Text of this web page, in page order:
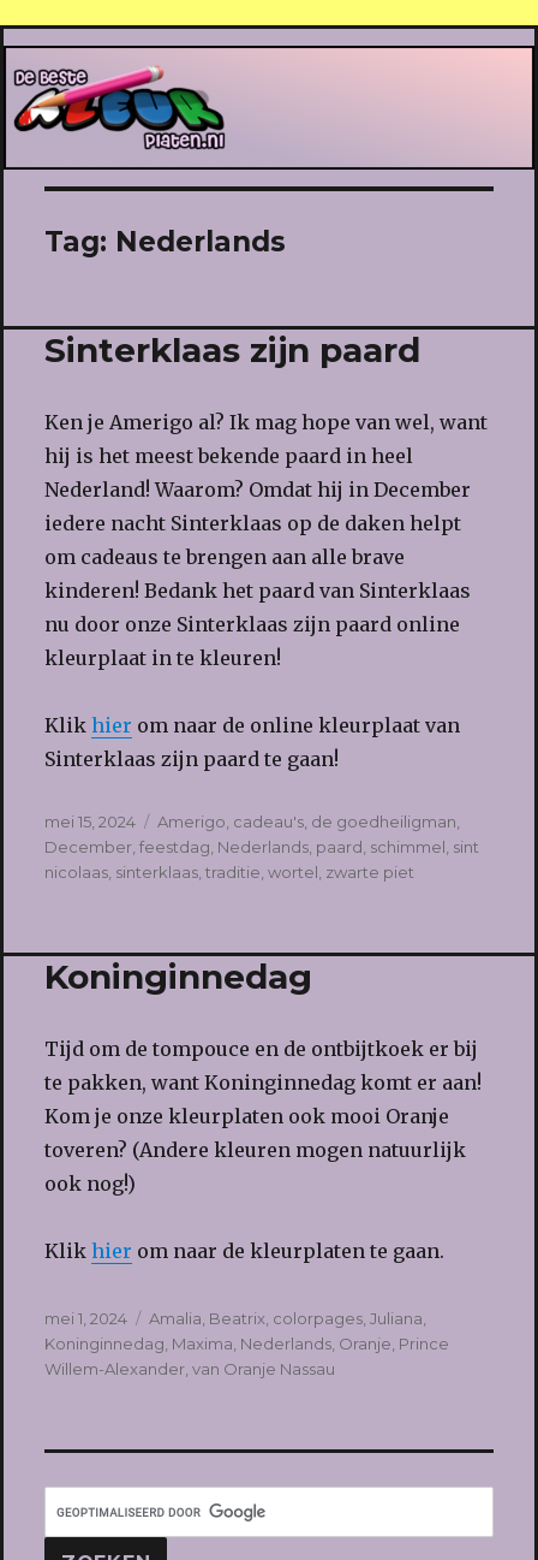
De Beste Kleurplaten
Tag: Nederlands
Sinterklaas zijn paard
Ken je Amerigo al? Ik mag hope van wel, want
hij is het meest bekende paard in heel
Nederland! Waarom? Omdat hij in December
iedere nacht Sinterklaas op de daken helpt
om cadeaus te brengen aan alle brave
kinderen! Bedank het paard van Sinterklaas
nu door onze Sinterklaas zijn paard online
kleurplaat in te kleuren!
Klik hier om naar de online kleurplaat van
Sinterklaas zijn paard te gaan!
Geplaatst
op
mei 15, 2024 Tags
Amerigo cadeau's, de goedheiligman
December, feestdag Nederlands, paard schimmel sint
nicolaas, sinterklaas, traditie wortel zwarte piet
Koninginnedag
Tijd om de tompouce en de ontbijtkoek er bij
te pakken, want Koninginnedag komt er aan!
Kom je onze kleurplaten ook mooi Oranje
toveren? (Andere kleuren mogen natuurlijk
ook nog!)
Klik hier om naar de kleurplaten te gaan.
Geplaatst
op
mei 1, 2024 Tags
Amalia Beatrix colorpages, Juliana
Koninginnedag Maxima Nederlands, Oranje Prince
Willem-Alexander, van Oranje Nassau